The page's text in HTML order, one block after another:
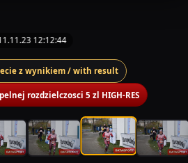
12:12:44
z wynikiem / with result
rozdzielczosci 5 zl HIGH-RES